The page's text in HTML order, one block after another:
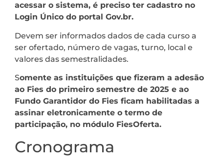
acessar o sistema, é preciso ter cadastro no
Login Único do portal Gov.br.
Devem ser informados dados de cada curso a
ser ofertado, número de vagas, turno, local e
valores das semestralidades.
Somente as instituições que fizeram a adesão
ao Fies do primeiro semestre de 2025 e ao
Fundo Garantidor do Fies ficam habilitadas a
assinar eletronicamente o termo de
participação, no módulo FiesOferta.
Cronograma